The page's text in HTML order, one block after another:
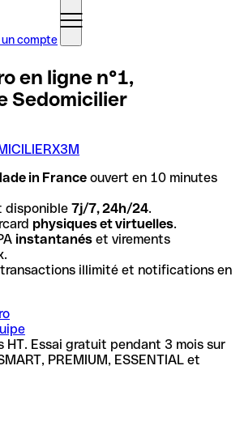
compte
en ligne n°1,
Sedomicilier
in France ouvert en 10 minutes
disponible 7j/7, 24h/24.
physiques et virtuelles.
instantanés et virements
illimité et notifications en
Essai gratuit pendant 3 mois sur
PREMIUM, ESSENTIAL et